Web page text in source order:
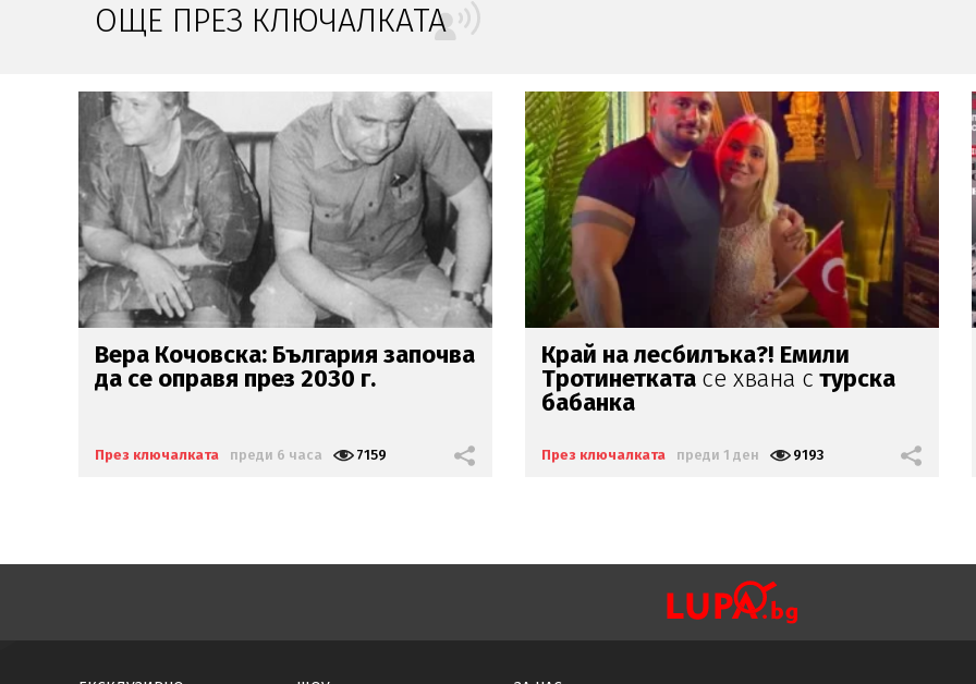
ОЩЕ ПРЕЗ КЛЮЧАЛКАТА
Край на лесбилъка?! Емили
Тротинеткатасе хвана стурска
бабанка
През ключалката преди 1 ден 9193
Шаде на корицата на „Биограф“
През ключалката преди 1 ден 4175